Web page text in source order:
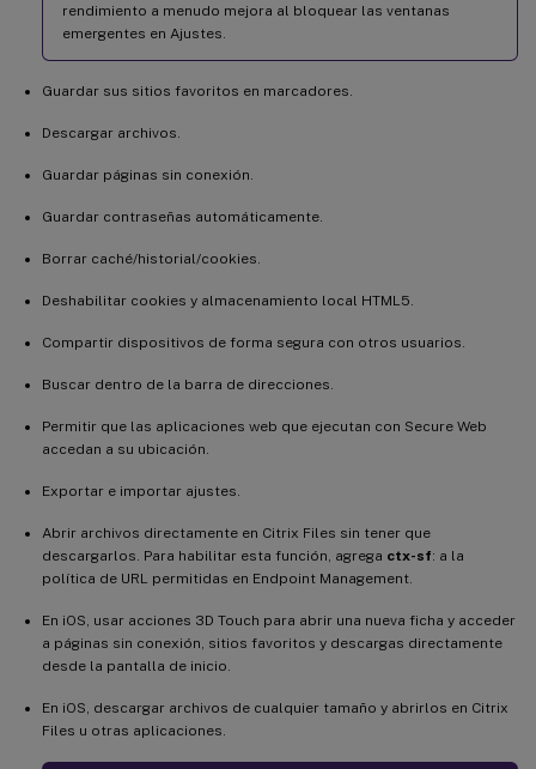
rendimiento a menudo mejora al bloquear las ventanas
emergentes en Ajustes.
Guardar sus sitios favoritos en marcadores.
Descargar archivos.
Guardar páginas sin conexión.
Guardar contraseñas automáticamente.
Borrar caché/historial/cookies.
Deshabilitar cookies y almacenamiento local HTML5.
Compartir dispositivos de forma segura con otros usuarios.
Buscar dentro de la barra de direcciones.
Permitir que las aplicaciones web que ejecutan con Secure Web
accedan a su ubicación.
Exportar e importar ajustes.
Abrir archivos directamente en Citrix Files sin tener que
descargarlos. Para habilitar esta función, agrega ctx-sf: a la
política de URL permitidas en Endpoint Management.
En iOS, usar acciones 3D Touch para abrir una nueva ficha y acceder
a páginas sin conexión, sitios favoritos y descargas directamente
desde la pantalla de inicio.
En iOS, descargar archivos de cualquier tamaño y abrirlos en Citrix
Files u otras aplicaciones.